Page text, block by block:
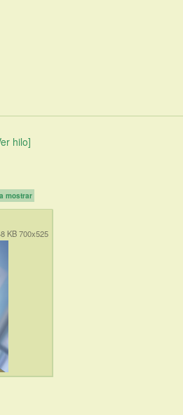
hilo]
mostrar
KB 700x525